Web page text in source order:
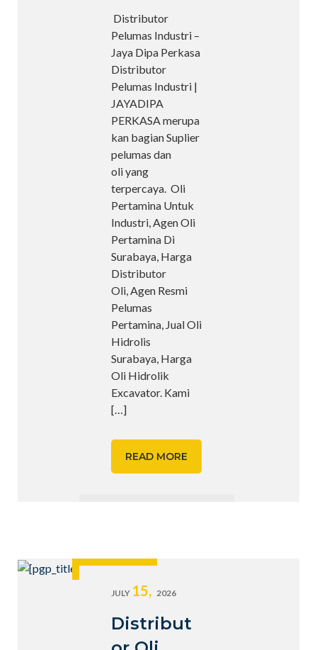
Distributor
Pelumas Industri –
Jaya Dipa Perkasa
Distributor
Pelumas Industri |
JAYADIPA
PERKASA merupa
kan bagian Suplier
pelumas dan
oli yang
terpercaya. Oli
Pertamina Untuk
Industri, Agen Oli
Pertamina Di
Surabaya, Harga
Distributor
Oli, Agen Resmi
Pelumas
Pertamina, Jual Oli
Hidrolis
Surabaya, Harga
Oli Hidrolik
Excavator. Kami
[…]
READ MORE
JULY 15, 2026
Distribut